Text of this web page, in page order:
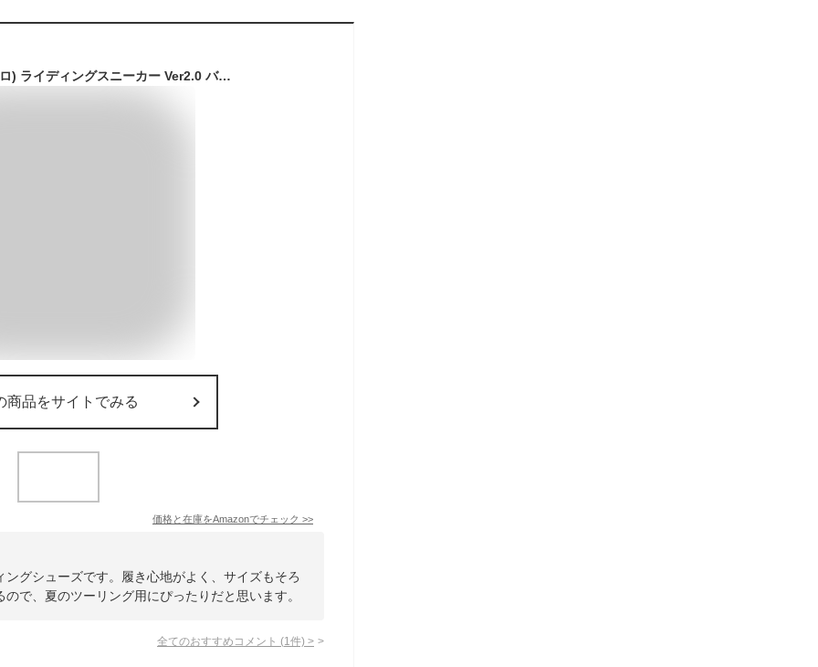
Barrichello(バリチェロ) ライディングスニーカー Ver2.0 バイク用 バイクバカ 普段履き ブラック ハイカット (26.5cm)
商品をサイトでみる
価格と在庫をAmazonでチェック >>
グシューズです。履き心地がよく、サイズもそろ
で、夏のツーリング用にぴったりだと思います。
全てのおすすめコメント (1 件) >